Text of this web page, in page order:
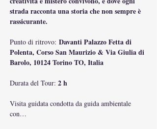
strada racconta una storia che non sempre è
rassicurante.
Punto di ritrovo: Davanti Palazzo Fetta di
Polenta, Corso San Maurizio & Via Giulia di
Barolo, 10124 Torino TO, Italia
Durata del Tour: 2 h
Visita guidata condotta da guida ambientale
con…